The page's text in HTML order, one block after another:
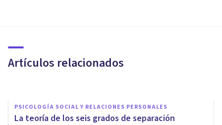
Artículos relacionados
este filósofo español
PSICOLOGÍA SOCIAL Y RELACIONES PERSONALES
La teoría de los seis grados de separación